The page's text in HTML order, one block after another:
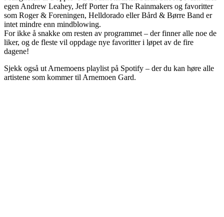
egen Andrew Leahey, Jeff Porter fra The Rainmakers og favoritter
som Roger & Foreningen, Helldorado eller Bård & Børre Band er
intet mindre enn mindblowing.
For ikke å snakke om resten av programmet – der finner alle noe de
liker, og de fleste vil oppdage nye favoritter i løpet av de fire
dagene!
Sjekk også ut Arnemoens playlist på Spotify – der du kan høre alle
artistene som kommer til Arnemoen Gard.